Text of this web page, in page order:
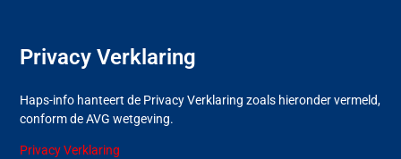
Privacy Verklaring
Haps-info hanteert de Privacy Verklaring zoals hieronder vermeld,
conform de AVG wetgeving.
Privacy Verklaring